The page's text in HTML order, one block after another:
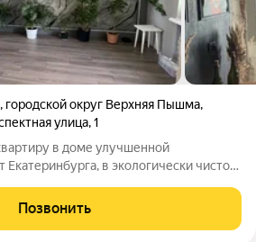
, городской округ Верхняя Пышма,
улица,1
в доме улучшенной
Екатеринбурга, в экологически чистом
для детей разного возраста и
старшего
Позвонить